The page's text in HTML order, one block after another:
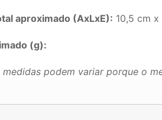
aproximado (AxLxE): 10,5 cm
(g):
medidas podem variar porque o